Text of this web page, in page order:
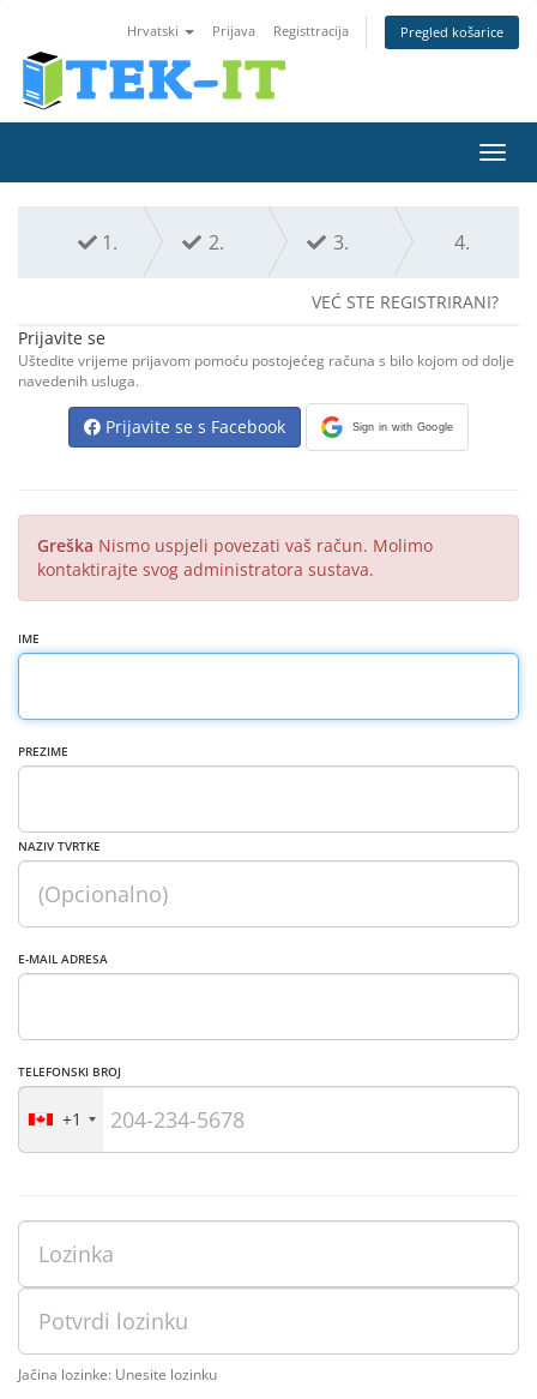
Hrvatski Prijava Registtracija Pregled košarice
1. 2. 3. 4.
VEĆ STE REGISTRIRANI?
Prijavite se
Uštedite vrijeme prijavom pomoću postojećeg računa s bilo kojom od dolje
navedenih usluga.
Prijavite se s Facebook Sign in with Google
Greška Nismo uspjeli povezati vaš račun. Molimo
kontaktirajte svog administratora sustava.
IME
PREZIME
NAZIV TVRTKE
E-MAIL ADRESA
TELEFONSKI BROJ
+1
Jačina lozinke: Unesite lozinku